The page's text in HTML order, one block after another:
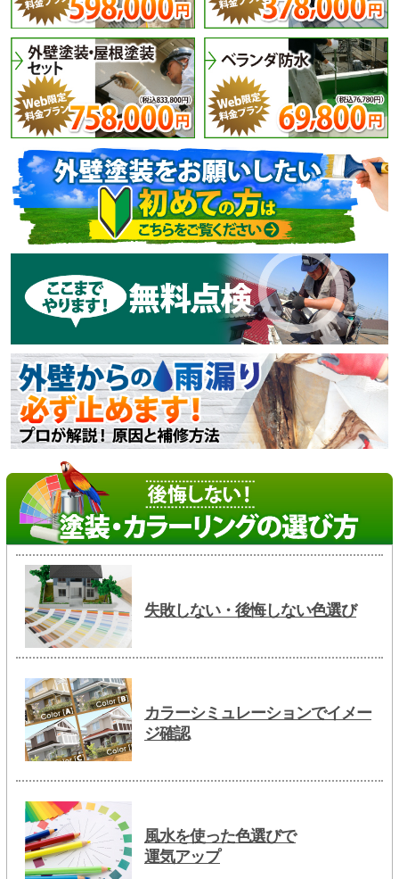
失敗しない・後悔しない色選び
カラーシミュレーションでイメー
ジ確認
風水を使った色選びで
運気アップ